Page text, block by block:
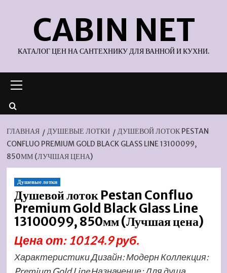
содержимомуCABIN NET
КАТАЛОГ ЦЕН НА САНТЕХНИКУ ДЛЯ ВАННОЙ И КУХНИ.
меню
ГЛАВНАЯ ДУШЕВЫЕ ЛОТКИ
ДУШЕВОЙ ЛОТОК PESTAN
CONFLUO PREMIUM GOLD BLACK GLASS LINE 13100099,
850ММ (ЛУЧШАЯ ЦЕНА)
Душевые лотки
Душевой лоток Pestan Confluo
Premium Gold Black Glass Line
13100099, 850мм (Лучшая цена)
Цена от: 10124.9 руб.
Характеристики Дизайн: Модерн Коллекция: